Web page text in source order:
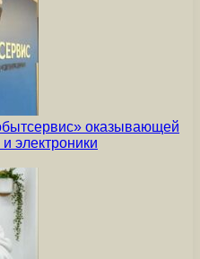
оказывающей
электроники